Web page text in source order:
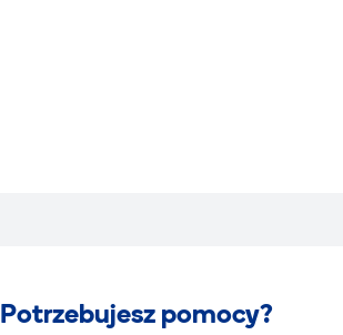
Potrzebujesz pomocy?